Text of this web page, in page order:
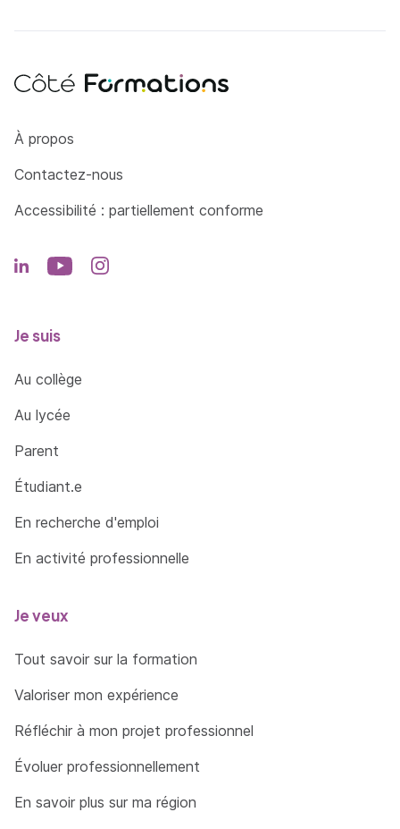
Côté Formations
À propos
Contactez-nous
Accessibilité : partiellement conforme
Je suis
Au collège
Au lycée
Parent
Étudiant.e
En recherche d'emploi
En activité professionnelle
Je veux
Tout savoir sur la formation
Valoriser mon expérience
Réfléchir à mon projet professionnel
Évoluer professionnellement
En savoir plus sur ma région